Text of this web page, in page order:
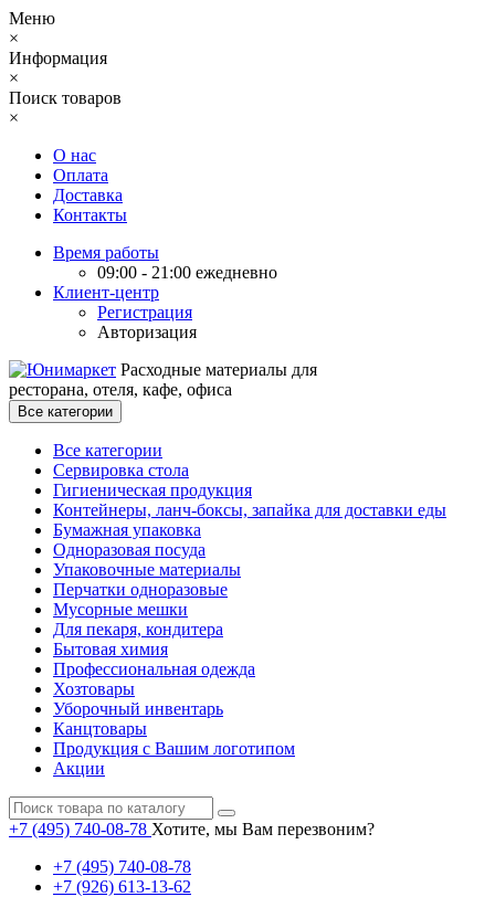
Меню
×
Информация
×
Поиск товаров
×
О нас
Оплата
Доставка
Контакты
Время работы
09:00 - 21:00 ежедневно
Клиент-центр
Регистрация
Авторизация
Расходные материалы для
ресторана, отеля, кафе, офиса
Все категории
Все категории
Сервировка стола
Гигиеническая продукция
Контейнеры, ланч-боксы, запайка для доставки еды
Бумажная упаковка
Одноразовая посуда
Упаковочные материалы
Перчатки одноразовые
Мусорные мешки
Для пекаря, кондитера
Бытовая химия
Профессиональная одежда
Хозтовары
Уборочный инвентарь
Канцтовары
Продукция с Вашим логотипом
Акции
+7 (495) 740-08-78 Хотите, мы Вам перезвоним?
+7 (495) 740-08-78
+7 (926) 613-13-62